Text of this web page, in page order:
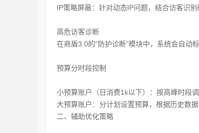
IP策略屏蔽‌：针对动态IP问题，结合访客识
高危访客诊断‌
在商盾3.0的“防护诊断”模块中，系统会自动
预算分时段控制‌
小预算账户（日消费1k以下）：按高峰时段
大预算账户：分计划设置预算，根据历史数
二、辅助优化策略‌